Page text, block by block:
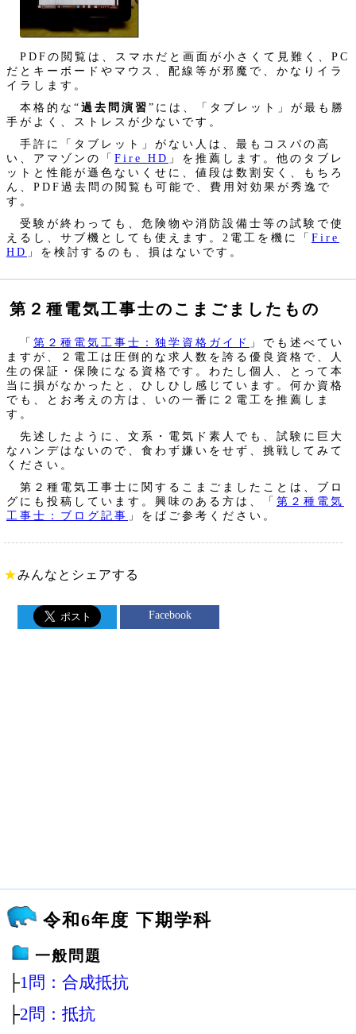
PDFの閲覧は、スマホだと画面が小さくて見難く、PC
だとキーボードやマウス、配線等が邪魔で、かなりイラ
イラします。
本格的な“過去問演習”には、「タブレット」が最も勝
手がよく、ストレスが少ないです。
手許に「タブレット」がない人は、最もコスパの高
い、アマゾンの「 Fire HD 」を推薦します。他のタブレ
ットと性能が遜色ないくせに、値段は数割安く、もちろ
ん、PDF過去問の閲覧も可能で、費用対効果が秀逸で
す。
受験が終わっても、危険物や消防設備士等の試験で使
えるし、サブ機としても使えます。2電工を機に「 Fire
HD 」を検討するのも、損はないです。
第２種電気工事士のこまごましたもの
「 第２種電気工事士：独学資格ガイド
」でも述べてい
ますが、２電工は圧倒的な求人数を誇る優良資格で、人
生の保証・保険になる資格です。わたし個人、とって本
当に損がなかったと、ひしひし感じています。何か資格
でも、とお考えの方は、いの一番に２電工を推薦しま
す。
先述したように、文系・電気ド素人でも、試験に巨大
なハンデはないので、食わず嫌いをせず、挑戦してみて
ください。
第２種電気工事士に関するこまごましたことは、ブロ
グにも投稿しています。興味のある方は、「 第２種電気
工事士：ブログ記事 」をばご参考ください。
★みんなとシェアする
Facebook
令和6年度 下期学科
一般問題
├1問：合成抵抗
├2問：抵抗